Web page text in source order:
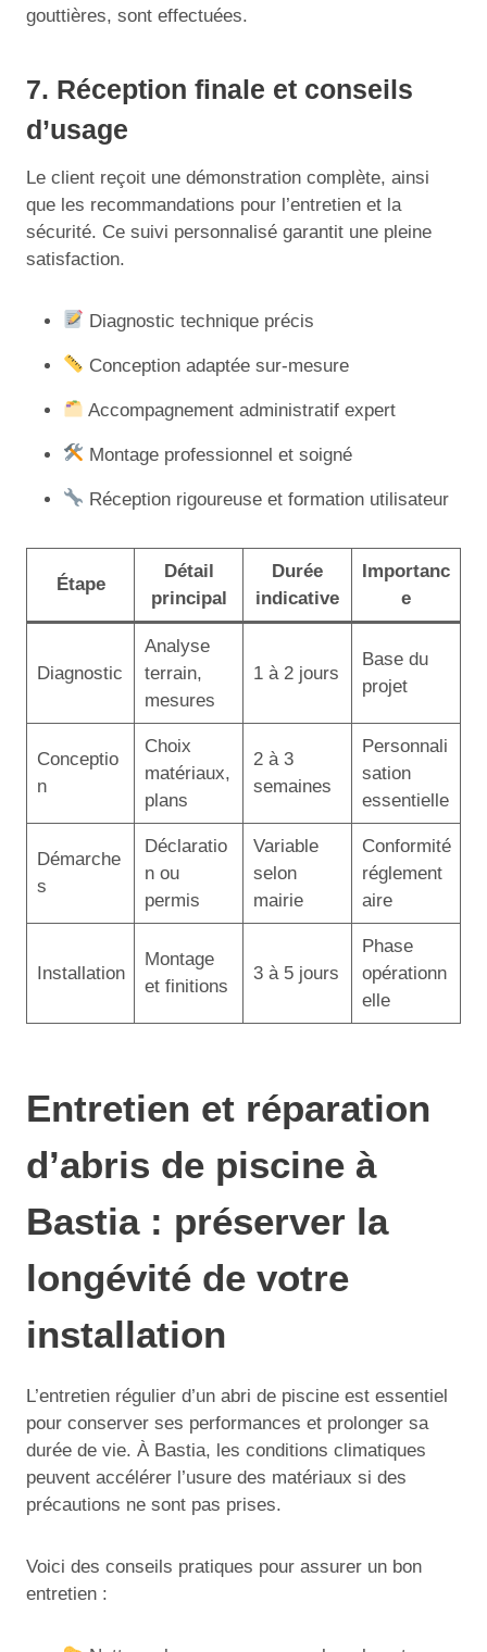
gouttières, sont effectuées.
7. Réception finale et conseils
d’usage
Le client reçoit une démonstration complète, ainsi
que les recommandations pour l’entretien et la
sécurité. Ce suivi personnalisé garantit une pleine
satisfaction.
Diagnostic technique précis
Conception adaptée sur-mesure
Accompagnement administratif expert
Montage professionnel et soigné
Réception rigoureuse et formation utilisateur
Étape
Détail
principal
Durée
indicative
Importanc
e
Diagnostic
Analyse
terrain,
mesures
1 à 2 jours
Base du
projet
Conceptio
n
Choix
matériaux,
plans
2 à 3
semaines
Personnali
sation
essentielle
Démarche
s
Déclaratio
n ou
permis
Variable
selon
mairie
Conformité
réglement
aire
Installation
Montage
et finitions
3 à 5 jours
Phase
opérationn
elle
Entretien et réparation
d’abris de piscine à
Bastia : préserver la
longévité de votre
installation
L’entretien régulier d’un abri de piscine est essentiel
pour conserver ses performances et prolonger sa
durée de vie. À Bastia, les conditions climatiques
peuvent accélérer l’usure des matériaux si des
précautions ne sont pas prises.
Voici des conseils pratiques pour assurer un bon
entretien :